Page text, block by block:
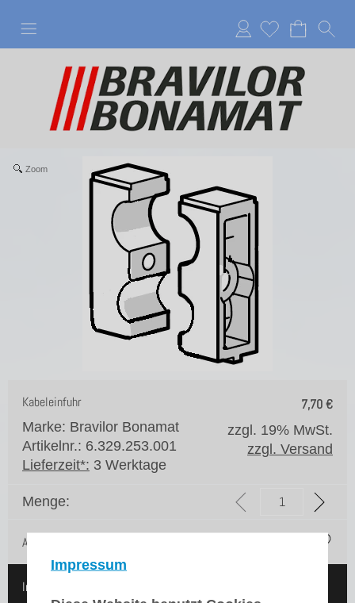
Impressum
Anmelden
Zoom
7,70€
Kabeleinfuhr
Marke: Bravilor Bonamat
Artikelnr.: 6.329.253.001
Lieferzeit*: 3 Werktage
zzgl. 19% MwSt.
zzgl. Versand
Menge:
Auf die Merkliste
In den Warenkorb